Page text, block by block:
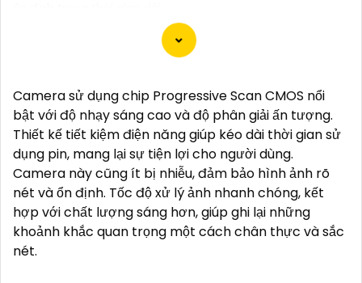
Đương quân hàng camera kim loại, em có một số
gợi ý dành cho bạn để chọn lựa một chiếc camera
kim loại hoàn hảo:
👍1:Xác định nhu cầu sử dụng: Bạn cần xác định
mục đích sử dụng camera (giám sát nhà ở, văn
phòng, cửa hàng, hay bất động sản).
🎥2:Xem xét độ phân giải: Chọn camera kim loại có
độ phân giải cao để có hình ảnh rõ nét, chất lượng.
❂3:
Camera sử dụng chip Progressive Scan CMOS nổi
bật với độ nhạy sáng cao và độ phân giải ấn tượng.
Thiết kế tiết kiệm điện năng giúp kéo dài thời gian sử
dụng pin, mang lại sự tiện lợi cho người dùng.
Camera này cũng ít bị nhiễu, đảm bảo hình ảnh rõ
nét và ổn định. Tốc độ xử lý ảnh nhanh chóng, kết
hợp với chất lượng sáng hơn, giúp ghi lại những
khoảnh khắc quan trọng một cách chân thực và sắc
nét.